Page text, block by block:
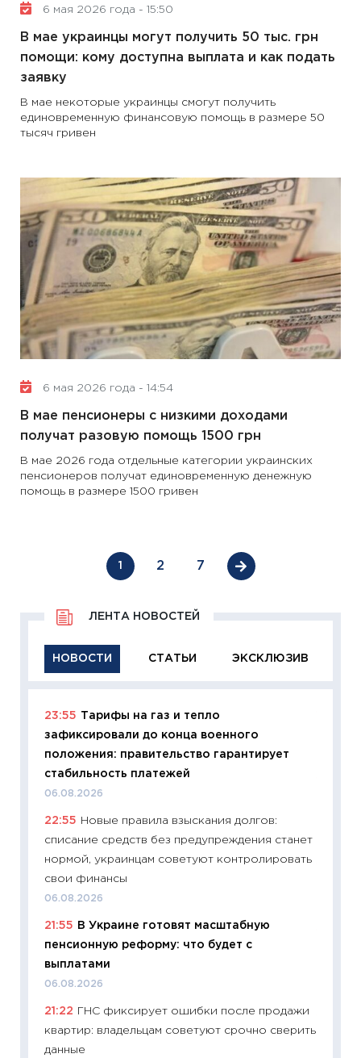
6 мая 2026 года - 15:50
В мае украинцы могут получить 50 тыс. грн
помощи: кому доступна выплата и как подать
заявку
В мае некоторые украинцы смогут получить
единовременную финансовую помощь в размере 50
тысяч гривен
6 мая 2026 года - 14:54
В мае пенсионеры с низкими доходами
получат разовую помощь 1500 грн
В мае 2026 года отдельные категории украинских
пенсионеров получат единовременную денежную
помощь в размере 1500 гривен
1 2 7
НОВОСТИ СТАТЬИ ЭКСКЛЮЗИВ
ЛЕНТА НОВОСТЕЙ
23:55 Тарифы на газ и тепло
зафиксировали до конца военного
положения: правительство гарантирует
стабильность платежей
06.08.2026
22:55
Новые правила взыскания долгов:
списание средств без предупреждения станет
нормой, украинцам советуют контролировать
свои финансы
06.08.2026
21:55
В Украине готовят масштабную
пенсионную реформу: что будет с
выплатами
06.08.2026
21:22
ГНС фиксирует ошибки после продажи
квартир: владельцам советуют срочно сверить
данные